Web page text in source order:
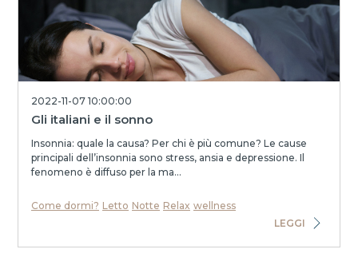
2022-11-07 10:00:00
Gli italiani e il sonno
Insonnia: quale la causa? Per chi è più comune? Le cause
principali dell’insonnia sono stress, ansia e depressione. Il
fenomeno è diffuso per la ma...
Come dormi? Letto Notte Relax wellness
LEGGI